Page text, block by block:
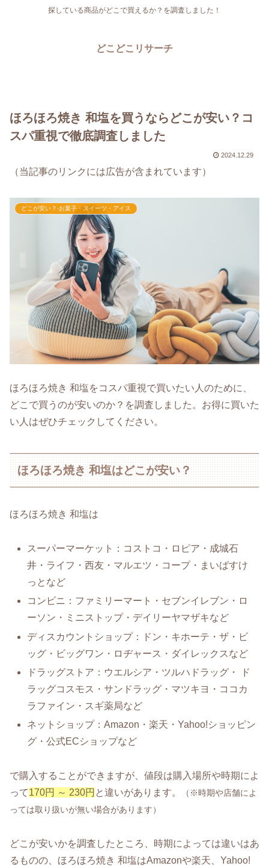
探している商品がどこで買えるか？を調査しました！
どこどこリサーチ
ほろほろ焼き 和塩を買うならどこが安い？コ
スパ重視で徹底調査しました
2024.12.29
（当記事のリンクには広告が含まれています）
どこが安い？-お菓子・スイーツ・アイス
ほろほろ焼き 和塩をコスパ重視で買いたい人のために、
どこで買うのが安いのか？を調査しました。お得に買いた
い人はぜひチェックしてください。
ほろほろ焼き 和塩はどこが安い？
ほろほろ焼き 和塩は
スーパーマーケット：コストコ・ロピア・成城石
井・ライフ・西友・マルエツ・コープ・まいばすけ
っとなど
コンビニ：ファミリーマート・セブンイレブン・ロ
ーソン・ミニストップ・デイリーヤマザキなど
ディスカウントショップ：ドン・キホーテ・ザ・ビ
ッグ・ビッグワン・ロヂャース・ダイレックスなど
ドラッグストア：ウエルシア・ツルハドラッグ・ ド
ラッグコスモス・サンドラッグ・マツキヨ・ココカ
ラファイン・スギ薬局など
ネットショップ：Amazon・楽天・Yahoo!ショッピン
グ・公式ECショップなど
で購入することができますが、値段は購入場所や時期によ
って170円 ～ 230円 と違いがあります。
（※時期や店舗によ
っては取り扱いが無い場合があります）
どこが安いかを調査したところ、時期によっては違いはあ
るものの、ほろほろ焼き 和塩はAmazonや楽天、Yahoo!